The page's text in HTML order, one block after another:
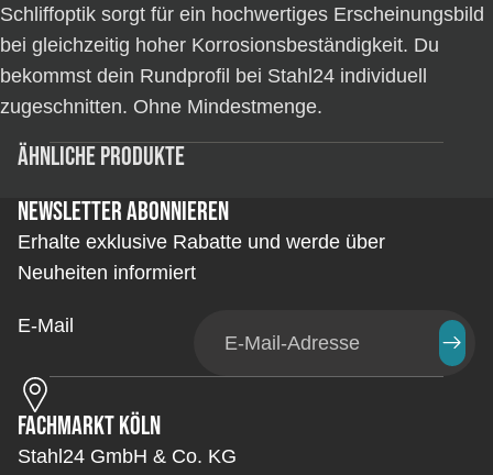
Schliffoptik sorgt für ein hochwertiges Erscheinungsbild
bei gleichzeitig hoher Korrosionsbeständigkeit. Du
bekommst dein Rundprofil bei Stahl24 individuell
zugeschnitten. Ohne Mindestmenge.
Ähnliche Produkte
Newsletter abonnieren
Erhalte exklusive Rabatte und werde über
Neuheiten informiert
E-Mail
Fachmarkt Köln
Stahl24 GmbH & Co. KG